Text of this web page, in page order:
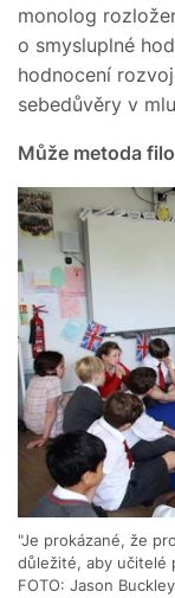
monolog
o smysluplné
hodnocení
sebedůvěry v
Může metoda
"Je prokázané, že
důležité, aby učitelé
FOTO: Jason Buckley